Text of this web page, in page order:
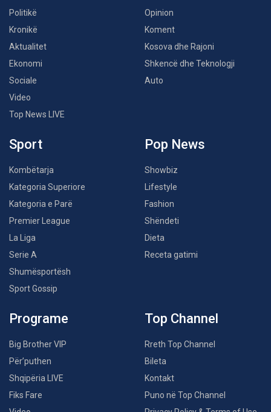
Politikë
Kronikë
Aktualitet
Ekonomi
Sociale
Video
Top News LIVE
Opinion
Koment
Kosova dhe Rajoni
Shkencë dhe Teknologji
Auto
Sport
Kombëtarja
Kategoria Superiore
Kategoria e Parë
Premier League
La Liga
Serie A
Shumësportësh
Sport Gossip
Pop News
Showbiz
Lifestyle
Fashion
Shëndeti
Dieta
Receta gatimi
Programe
Big Brother VIP
Për’puthen
Shqipëria LIVE
Fiks Fare
Top Channel
Rreth Top Channel
Bileta
Kontakt
Puno në Top Channel